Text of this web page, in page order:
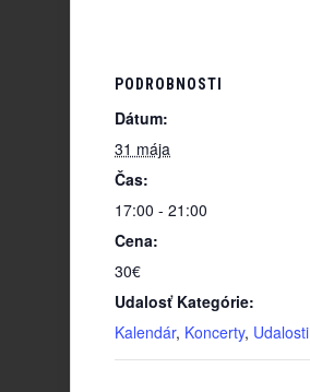
PODROBNOSTI
Dátum:
31 mája
Čas:
17:00 - 21:00
Cena:
30€
Udalosť Kategórie:
Kalendár, Koncerty, Udalosti